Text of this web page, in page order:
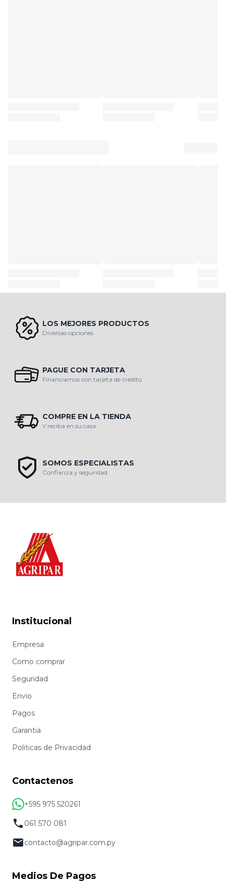
LOS MEJORES PRODUCTOS
Diversas opciones
PAGUE CON TARJETA
Financiamos con tarjeta de credito
COMPRE EN LA TIENDA
Y reciba en su casa
SOMOS ESPECIALISTAS
Confianza y seguridad
Institucional
Empresa
Como comprar
Seguridad
Envio
Pagos
Garantia
Politicas de Privacidad
Contactenos
+595 975 520261
061 570 081
contacto@agripar.com.py
Medios De Pagos